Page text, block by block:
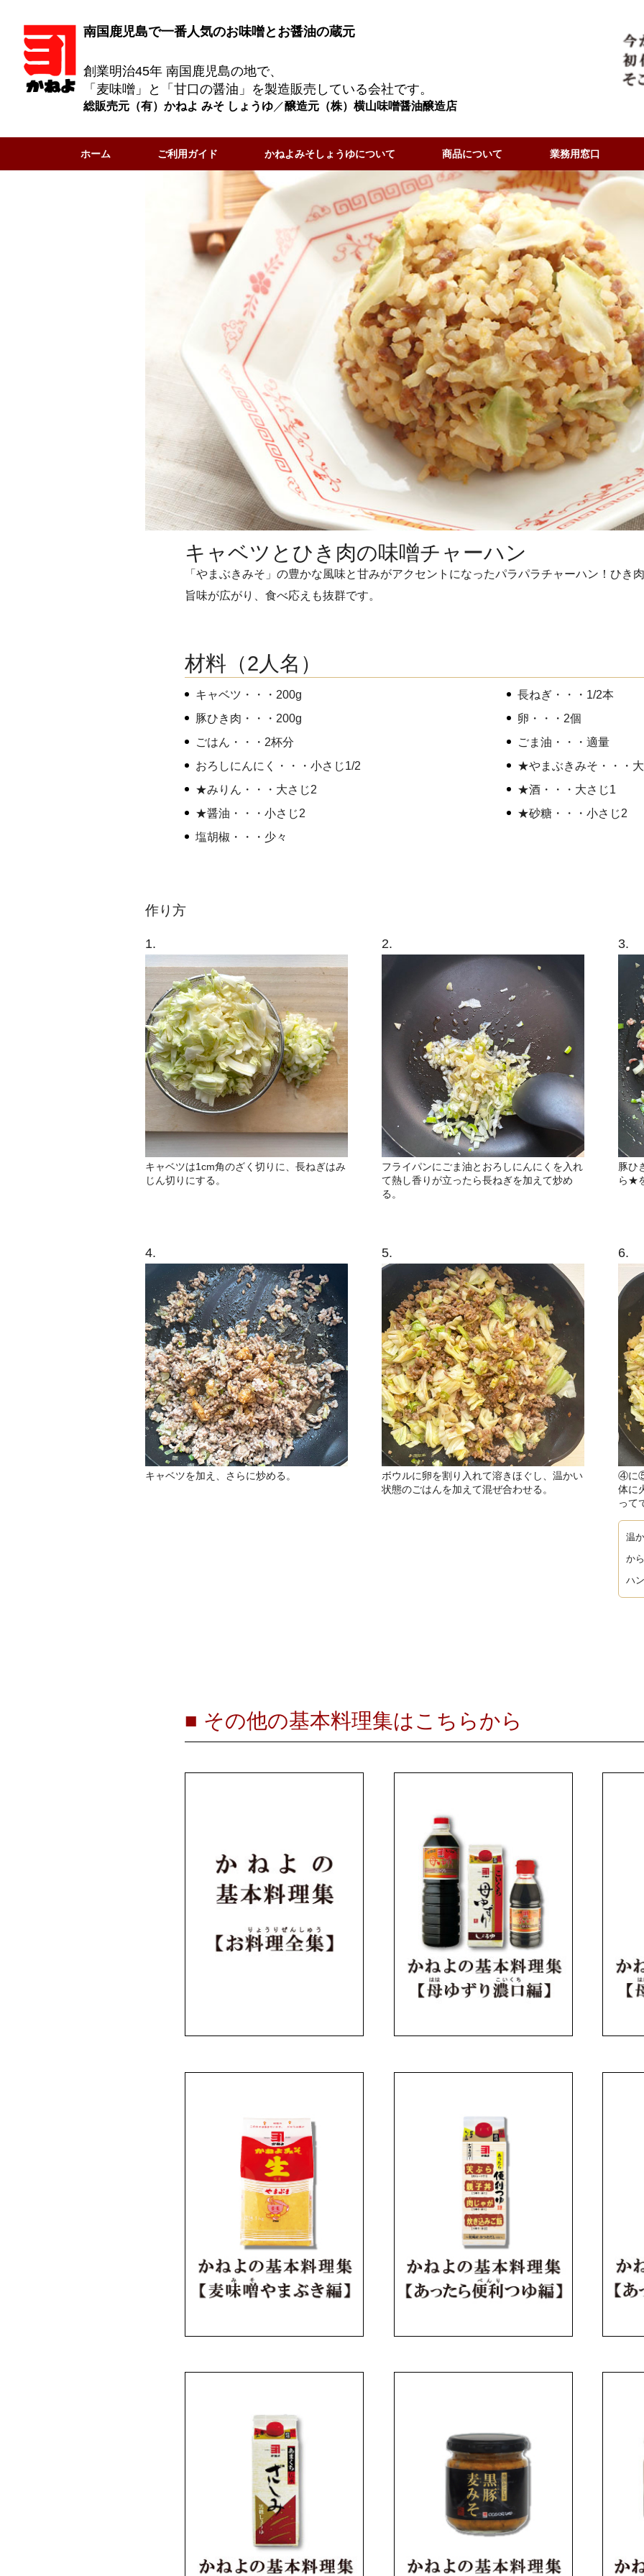
南国鹿児島で一番人気のお味噌とお醤油の蔵元
創業明治45年 南国鹿児島の地で、
「麦味噌」と「甘口の醤油」を製造販売している会社です。
総販売元（有）かねよ みそ しょうゆ／醸造元（株）横山味噌醤油醸造店
ホーム ご利用ガイド かねよみそしょうゆについて 商品について 業務用窓口
キャベツとひき肉の味噌チャーハン
「やまぶきみそ」の豊かな風味と甘みがアクセントになったパラパラチャーハン！ひき
旨味が広がり、食べ応えも抜群です。
材料（2人名）
キャベツ・・・200g
長ねぎ・・・1/2本
豚ひき肉・・・200g
卵・・・2個
ごはん・・・2杯分
ごま油・・・適量
おろしにんにく・・・小さじ1/2
★やまぶきみそ・・・
★みりん・・・大さじ2
★酒・・・大さじ1
★醤油・・・小さじ2
★砂糖・・・小さじ2
塩胡椒・・・少々
作り方
1.
キャベツは1cm角のざく切りに、長ねぎはみ
じん切りにする。
2.
フライパンにごま油とおろしにんにくを入れ
て熱し香りが立ったら長ねぎを加えて炒め
る。
3.
豚ひ
ら★
4.
キャベツを加え、さらに炒める。
5.
ボウルに卵を割り入れて溶きほぐし、温かい
状態のごはんを加えて混ぜ合わせる。
6.
④に⑤
体に
って
温
か
ハ
■ その他の基本料理集はこちらから